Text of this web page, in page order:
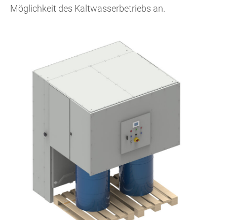
Möglichkeit des Kaltwasserbetriebs an.